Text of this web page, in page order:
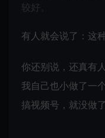
较好。
有人就会说了：这
你还别说，还真有
我自己也小做了一
搞视频号，就没做了